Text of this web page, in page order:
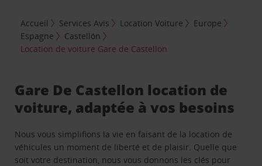
Accueil Services Avis Location Voiture
Europe
Espagne
Castellón
Location de voiture Gare de Castellon
Gare De Castellon location de
voiture, adaptée à vos besoins
Nous vous simplifions la vie en faisant de la location de
véhicules un moment de liberté et de plaisir. Quelle que
soit votre destination, nous vous donnons les clés pour